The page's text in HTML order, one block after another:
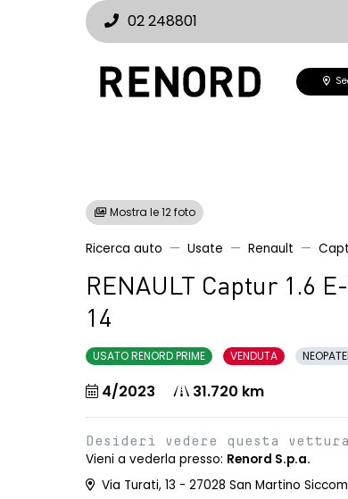
02 248801
Mostra le 12 foto
Ricerca auto Usate Renault
RENAULT Captur 1.6
14
USATO RENORD PRIME VENDUTA
4/2023 31.720 km
Desideri vedere questa
Vieni a vederla presso: Renord S.p.a.
Via Turati, 13 - 27028 San Martino